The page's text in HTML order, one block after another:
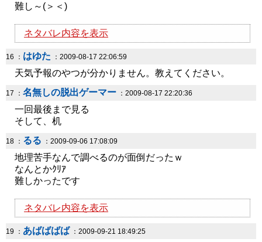
難し～(＞＜)
ネタバレ内容を表示
16 ： はゆた ：2009-08-17 22:06:59
天気予報のやつが分かりません。教えてください。
17 ： 名無しの脱出ゲーマー ：2009-08-17 22:20:36
一回最後まで見る
そして、机
18 ： るる ：2009-09-06 17:08:09
地理苦手なんで調べるのが面倒だったｗ
なんとかｸﾘｱ
難しかったです
ネタバレ内容を表示
19 ： あばばばば ：2009-09-21 18:49:25